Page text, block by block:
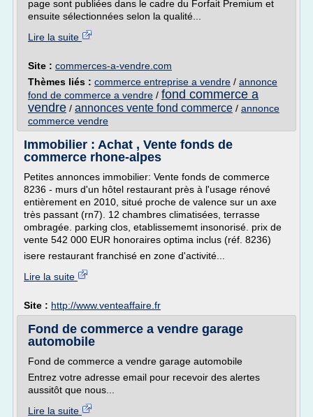
page sont publiées dans le cadre du Forfait Premium et
ensuite sélectionnées selon la qualité...
Lire la suite
Site : commerces-a-vendre.com
Thèmes liés : commerce entreprise a vendre / annonce
fond de commerce a vendre / fond commerce a
vendre / annonces vente fond commerce / annonce
commerce vendre
Immobilier : Achat , Vente fonds de
commerce rhone-alpes
Petites annonces immobilier: Vente fonds de commerce
8236 - murs d'un hôtel restaurant près à l'usage rénové
entièrement en 2010, situé proche de valence sur un axe
très passant (rn7). 12 chambres climatisées, terrasse
ombragée. parking clos, etablissememt insonorisé. prix de
vente 542 000 EUR honoraires optima inclus (réf. 8236)
isere restaurant franchisé en zone d'activité...
Lire la suite
Site : http://www.venteaffaire.fr
Fond de commerce a vendre garage
automobile
Fond de commerce a vendre garage automobile
Entrez votre adresse email pour recevoir des alertes
aussitôt que nous...
Lire la suite